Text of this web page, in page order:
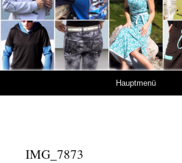
Hauptmenü
IMG_7873